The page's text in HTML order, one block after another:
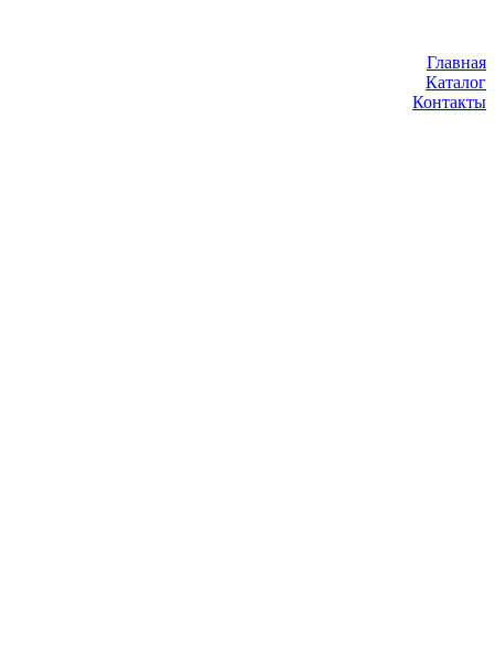
Главная
Каталог
Контакты